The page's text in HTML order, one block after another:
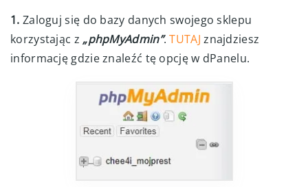
1. Zaloguj się do bazy danych swojego sklepu
korzystając z „phpMyAdmin”.TUTAJ znajdziesz
informację gdzie znaleźć tę opcję w dPanelu.